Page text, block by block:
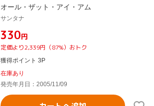
オール・ザット・アイ・アム
サンタナ
¥330円
定価より2,339円（87%）おトク
獲得ポイント 3P
在庫あり
発売年月日：2005/11/09